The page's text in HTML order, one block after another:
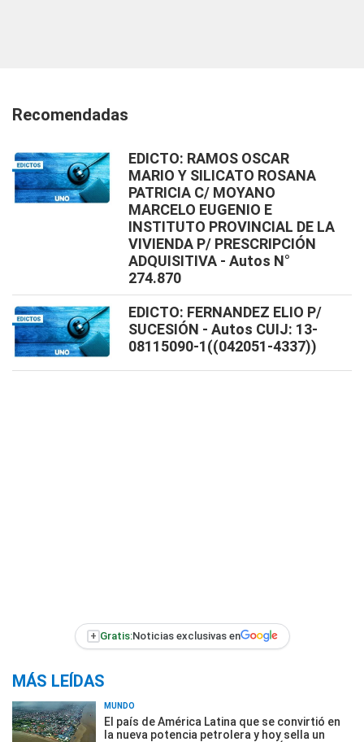
Recomendadas
EDICTO: RAMOS OSCAR
MARIO Y SILICATO ROSANA
PATRICIA C/ MOYANO
MARCELO EUGENIO E
INSTITUTO PROVINCIAL DE LA
VIVIENDA P/ PRESCRIPCIÓN
ADQUISITIVA - Autos N°
274.870
EDICTO: FERNANDEZ ELIO P/
SUCESIÓN - Autos CUIJ: 13-
08115090-1((042051-4337))
+ Gratis:Noticias exclusivas en
MÁS LEÍDAS
MUNDO
El país de América Latina que se convirtió en
la nueva potencia petrolera y hoy sella un